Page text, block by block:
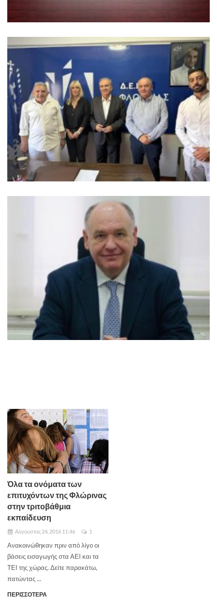
Όλα τα ονόματα των
επιτυχόντων της Φλώρινας
στην τριτοβάθμια
εκπαίδευση
Αύγουστος 24, 2016 11:46 1
Ανακοινώθηκαν πριν από λίγο οι
βάσεις εισαγωγής στα ΑΕΙ και τα
ΤΕΙ της χώρας. Δείτε παρακάτω,
πατώντας ...
ΠΕΡΙΣΣΟΤΕΡΑ